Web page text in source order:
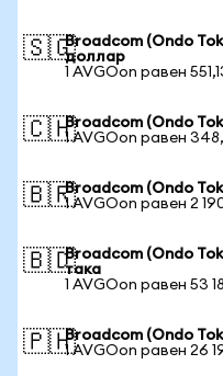
🇸🇬Broadcom (Ondo
доллар
1 AVGOon равен
🇨🇭Broadcom (Ondo
1 AVGOon равен
🇧🇷Broadcom (Ondo
1 AVGOon равен 2
🇧🇩Broadcom (Ondo
така
1 AVGOon равен 53
🇵🇭Broadcom (Ondo
1 AVGOon равен 26